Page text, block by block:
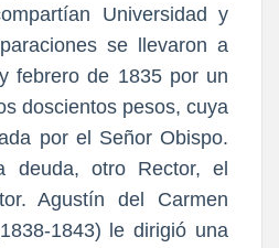
Universidad y
se llevaron a
febrero de 1835 por un
doscientos pesos, cuya
por el Señor Obispo.
deuda, otro Rector, el
Agustín del Carmen
1843) le dirigió una